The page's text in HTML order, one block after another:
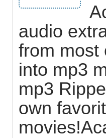
audio
from most
into mp3
mp3
own